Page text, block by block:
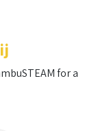
for a